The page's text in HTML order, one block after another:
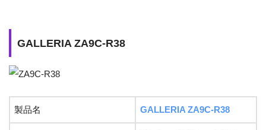
GALLERIA ZA9C-R38
製品名 GALLERIA ZA9C-R38